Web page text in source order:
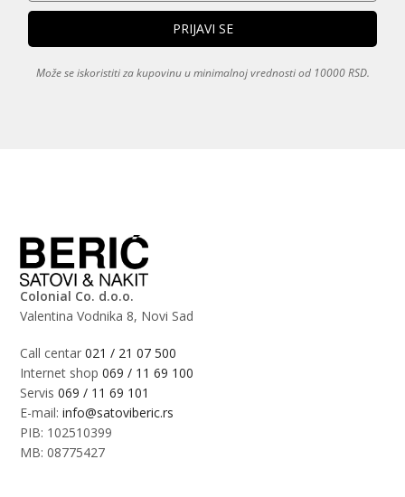
Može se iskoristiti za kupovinu u minimalnoj vrednosti od 10000 RSD.
Colonial Co. d.o.o.
Valentina Vodnika 8, Novi Sad
Call centar021 / 21 07 500
Internet shop069 / 11 69 100
Servis069 / 11 69 101
E-mail:info@satoviberic.rs
PIB: 102510399
MB: 08775427